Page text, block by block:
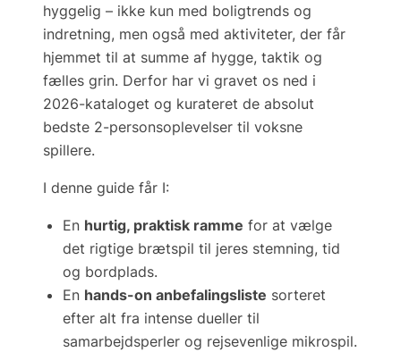
hyggelig – ikke kun med boligtrends og
indretning, men også med aktiviteter, der får
hjemmet til at summe af hygge, taktik og
fælles grin. Derfor har vi gravet os ned i
2026-kataloget og kurateret de absolut
bedste 2-personsoplevelser til voksne
spillere.
I denne guide får I:
En hurtig, praktisk ramme for at vælge
det rigtige brætspil til jeres stemning, tid
og bordplads.
En hands-on anbefalingsliste sorteret
efter alt fra intense dueller til
samarbejdsperler og rejsevenlige mikrospil.